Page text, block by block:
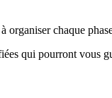
chaque
qui pourront vous